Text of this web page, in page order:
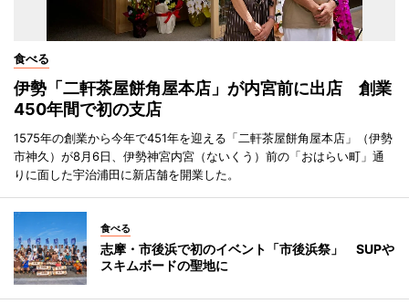
食べる
伊勢「二軒茶屋餅角屋本店」が内宮前に出店 創業
450年間で初の支店
1575年の創業から今年で451年を迎える「二軒茶屋餅角屋本店」（伊勢
市神久）が8月6日、伊勢神宮内宮（ないくう）前の「おはらい町」通
りに面した宇治浦田に新店舗を開業した。
食べる
志摩・市後浜で初のイベント「市後浜祭」 SUPや
スキムボードの聖地に